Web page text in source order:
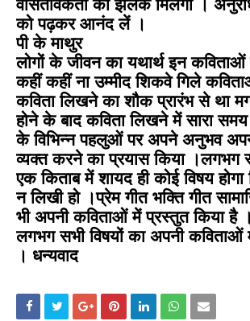
वॉसतविकतॉ की झलक मिलेगी ।
को पढ़कर आनंद लें ।
पी के माथुर
लोगों के जीवन का यथार्थ इन कविताओं
कहीं कहीं ना उम्मीद शिकवे गिले
कविता लिखने का शौक प्रारंभ से था
होने के बाद कविता लिखने में सारा समय
के विभिन्न पहलुओं पर अपने अनुभव
व्यक्त करने का प्रयास किया ।लगभग
एक किताब में शायद ही कोई विषय
न लिखी हो ।प्रेम गीत भक्ति गीत
भी अपनी कविताओं में प्रस्तुत किया है
लगभग सभी विषयों का अपनी कविताओं
। धन्यवाद